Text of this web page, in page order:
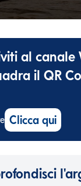
al canale
il QR
Clicca qui